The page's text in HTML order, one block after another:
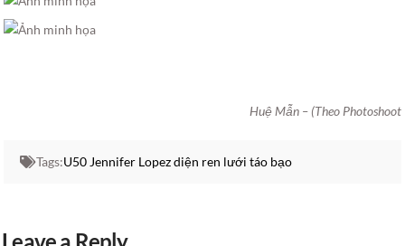
Huệ Mẫn – (Theo Photoshoot
Tags:U50 Jennifer Lopez diện ren lưới táo bạo
Leave a Reply